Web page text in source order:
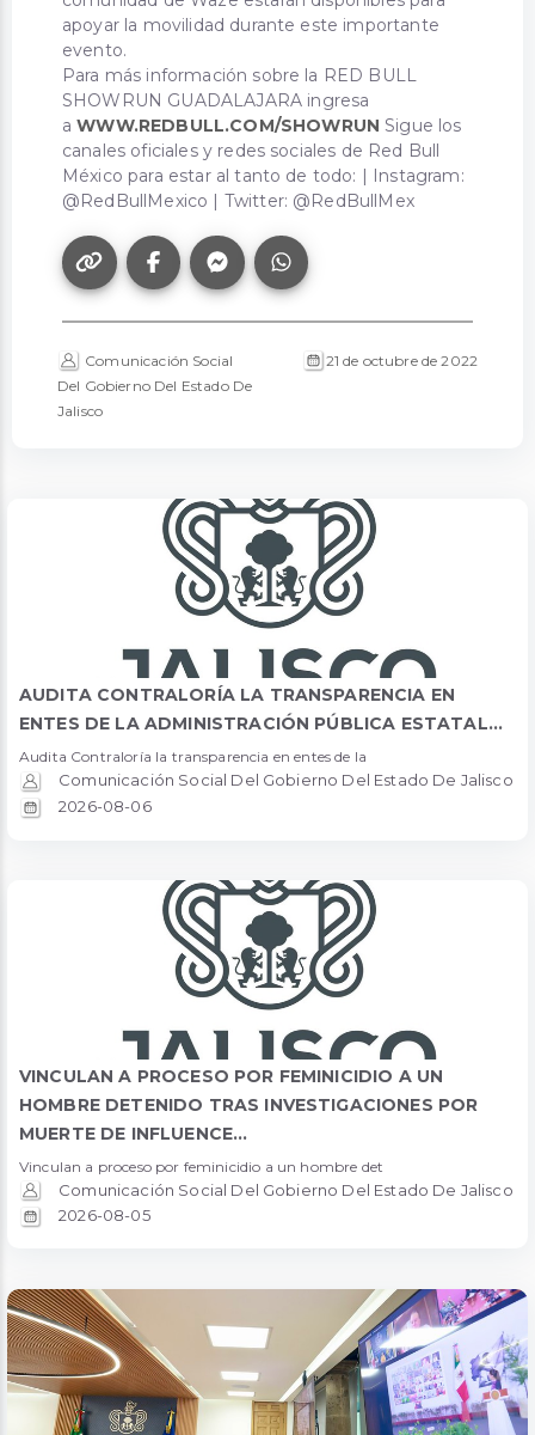
apoyar la movilidad durante este importante
evento.
Para más información sobre la RED BULL
SHOWRUN GUADALAJARA ingresa
aWWW.REDBULL.COM/SHOWRUN Sigue los
canales oficiales y redes sociales de Red Bull
México para estar al tanto de todo: | Instagram:
@RedBullMexico | Twitter: @RedBullMex
Comunicación Social
Del Gobierno Del Estado De
Jalisco
21 de octubre de 2022
AUDITA CONTRALORÍA LA TRANSPARENCIA EN
ENTES DE LA ADMINISTRACIÓN PÚBLICA ESTATAL...
Audita Contraloría la transparencia en entes de la
Comunicación Social Del Gobierno Del Estado De Jalisco
2026-08-06
VINCULAN A PROCESO POR FEMINICIDIO A UN
HOMBRE DETENIDO TRAS INVESTIGACIONES POR
MUERTE DE INFLUENCE...
Vinculan a proceso por feminicidio a un hombre det
Comunicación Social Del Gobierno Del Estado De Jalisco
2026-08-05